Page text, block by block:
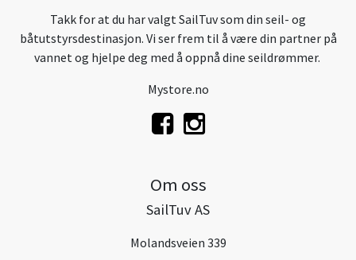
Takk for at du har valgt SailTuv som din seil- og
båtutstyrsdestinasjon. Vi ser frem til å være din partner på
vannet og hjelpe deg med å oppnå dine seildrømmer.
Mystore.no
Om oss
SailTuv AS
Molandsveien 339